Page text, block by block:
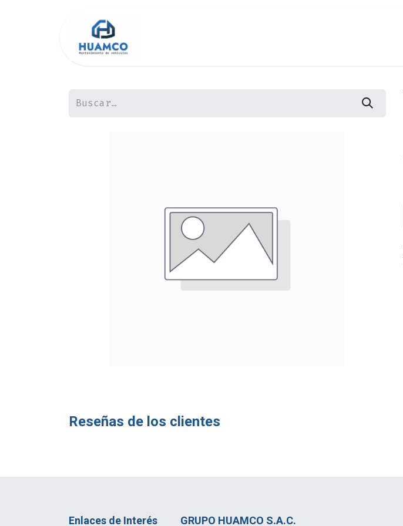
Reseñas de los clientes
Enlaces de Interés GRUPO HUAMCO S.A.C.